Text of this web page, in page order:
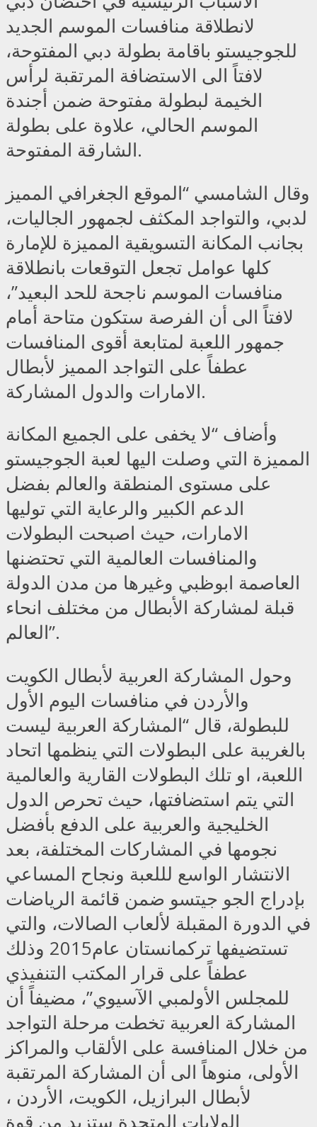
لانطلاقة منافسات الموسم الجديد
للجوجيستو باقامة بطولة دبي المفتوحة،
لافتاً الى الاستضافة المرتقبة لرأس
الخيمة لبطولة مفتوحة ضمن أجندة
الموسم الحالي، علاوة على بطولة
الشارقة المفتوحة.
وقال الشامسي “الموقع الجغرافي المميز
لدبي، والتواجد المكثف لجمهور الجاليات،
بجانب المكانة التسويقية المميزة للإمارة
كلها عوامل تجعل التوقعات بانطلاقة
منافسات الموسم ناجحة للحد البعيد”،
لافتاً الى أن الفرصة ستكون متاحة أمام
جمهور اللعبة لمتابعة أقوى المنافسات
عطفاً على التواجد المميز لأبطال
الامارات والدول المشاركة.
وأضاف “لا يخفى على الجميع المكانة
المميزة التي وصلت اليها لعبة الجوجيستو
على مستوى المنطقة والعالم بفضل
الدعم الكبير والرعاية التي توليها
الامارات، حيث اصبحت البطولات
والمنافسات العالمية التي تحتضنها
العاصمة ابوظبي وغيرها من مدن الدولة
قبلة لمشاركة الأبطال من مختلف انحاء
العالم”.
وحول المشاركة العربية لأبطال الكويت
والأردن في منافسات اليوم الأول
للبطولة، قال “المشاركة العربية ليست
بالغريبة على البطولات التي ينظمها اتحاد
اللعبة، او تلك البطولات القارية والعالمية
التي يتم استضافتها، حيث تحرص الدول
الخليجية والعربية على الدفع بأفضل
نجومها في المشاركات المختلفة، بعد
الانتشار الواسع لللعبة ونجاح المساعي
بإدراج الجو جيتسو ضمن قائمة الرياضات
في الدورة المقبلة لألعاب الصالات، والتي
تستضيفها تركمانستان عام2015 وذلك
عطفاً على قرار المكتب التنفيذي
للمجلس الأولمبي الآسيوي”، مضيفاً أن
المشاركة العربية تخطت مرحلة التواجد
من خلال المنافسة على الألقاب والمراكز
الأولى، منوهاً الى أن المشاركة المرتقبة
لأبطال البرازيل، الكويت، الأردن ،
الولايات المتحدة ستزيد من قوة